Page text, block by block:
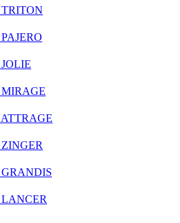
TRITON
PAJERO
JOLIE
MIRAGE
ATTRAGE
ZINGER
GRANDIS
LANCER